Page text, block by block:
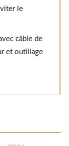
le
câble de
et outillage